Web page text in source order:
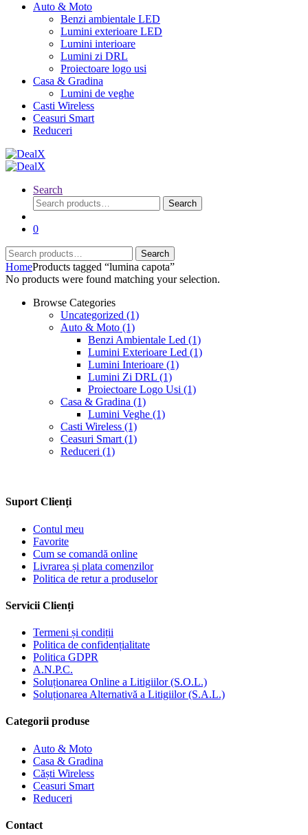
Auto & Moto
Benzi ambientale LED
Lumini exterioare LED
Lumini interioare
Lumini zi DRL
Proiectoare logo usi
Casa & Gradina
Lumini de veghe
Casti Wireless
Ceasuri Smart
Reduceri
Search
Search
for:
Search
0
Search
for:
Search
HomeProducts tagged “lumina capota”
No products were found matching your selection.
Browse Categories
Uncategorized (1)
Auto & Moto (1)
Benzi Ambientale Led (1)
Lumini Exterioare Led (1)
Lumini Interioare (1)
Lumini Zi DRL (1)
Proiectoare Logo Usi (1)
Casa & Gradina (1)
Lumini Veghe (1)
Casti Wireless (1)
Ceasuri Smart (1)
Reduceri (1)
Suport Clienți
Contul meu
Favorite
Cum se comandă online
Livrarea și plata comenzilor
Politica de retur a produselor
Servicii Clienți
Termeni și condiții
Politica de confidențialitate
Politica GDPR
A.N.P.C.
Soluționarea Online a Litigiilor (S.O.L.)
Soluționarea Alternativă a Litigiilor (S.A.L.)
Categorii produse
Auto & Moto
Casa & Gradina
Căști Wireless
Ceasuri Smart
Reduceri
Contact